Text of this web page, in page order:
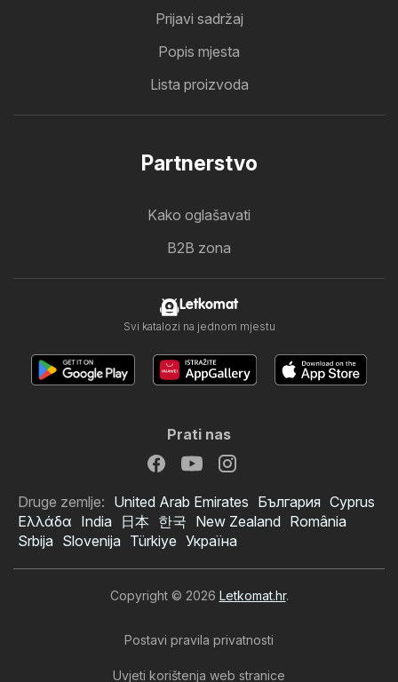
Prijavi sadržaj
Popis mjesta
Lista proizvoda
Partnerstvo
Kako oglašavati
B2B zona
Letkomat
Svi katalozi na jednom mjestu
Prati nas
Druge zemlje: United Arab Emirates България Cyprus
Ελλάδα India 日本 한국 New Zealand România
Srbija Slovenija Türkiye Україна
Copyright © 2026 Letkomat.hr.
Postavi pravila privatnosti
Uvjeti korištenja web stranice